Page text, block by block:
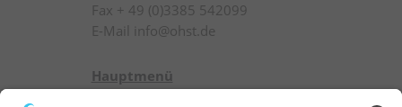
Fax + 49 (0)3385 542099
E-Mail info@ohst.de
Hauptmenü